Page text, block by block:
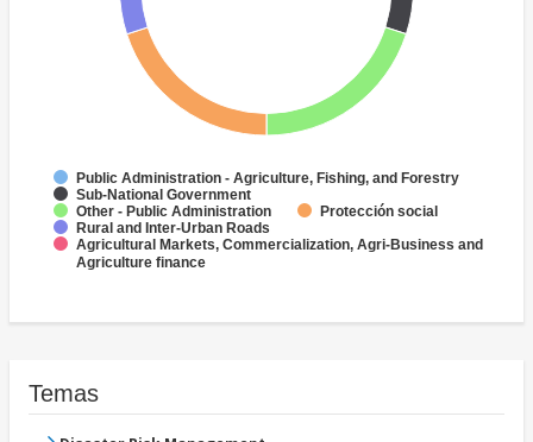
Public Administration - Agriculture, Fishing, and Forestry
Sub-National Government
Other - Public Administration
Protección social
Rural and Inter-Urban Roads
Agricultural Markets, Commercialization, Agri-Business and
Agriculture finance
Temas